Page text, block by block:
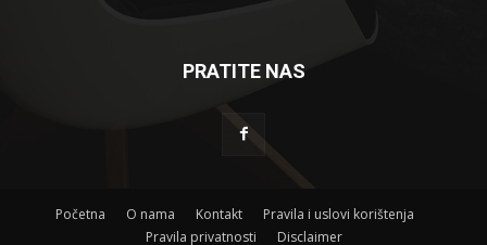
PRATITE NAS
Početna O nama Kontakt
Pravila i uslovi korištenja
Pravila privatnosti
Disclaimer